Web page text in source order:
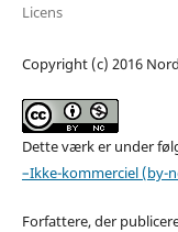
Licens
Copyright (c) 2016
Dette værk er under
–Ikke-kommerciel (by-
Forfattere, der